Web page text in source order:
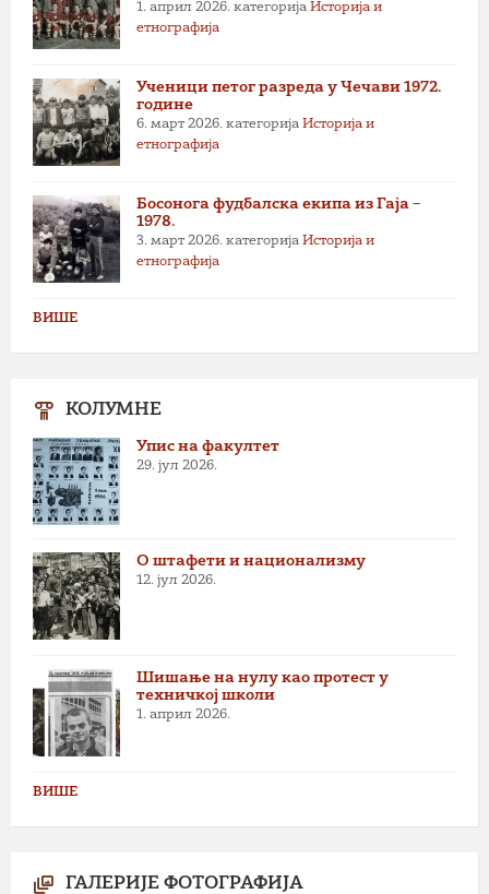
1. април 2026. категорија Историја и
етнографија
Ученици петог разреда у Чечави 1972.
године
6. март 2026. категорија Историја и
етнографија
Босонога фудбалска екипа из Гаја –
1978.
3. март 2026. категорија Историја и
етнографија
ВИШЕ
КОЛУМНЕ
Упис на факултет
29. јул 2026.
О штафети и национализму
12. јул 2026.
Шишање на нулу као протест у
техничкој школи
1. април 2026.
ВИШЕ
ГАЛЕРИЈЕ ФОТОГРАФИЈА